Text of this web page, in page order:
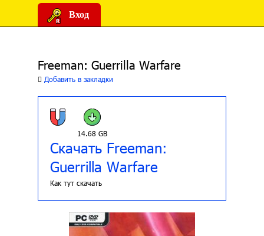
Вход
Freeman: Guerrilla Warfare
Добавить в закладки
14.68 GB
Скачать Freeman:
Guerrilla Warfare
Как тут скачать